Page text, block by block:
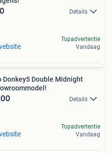
Details
Topadvertentie
Vandaag
Donkey5 Double Midnight
Details
Topadvertentie
Vandaag